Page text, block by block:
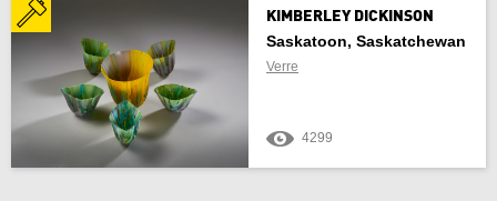
KIMBERLEY DICKINSON
Saskatoon, Saskatchewan
Verre
4299